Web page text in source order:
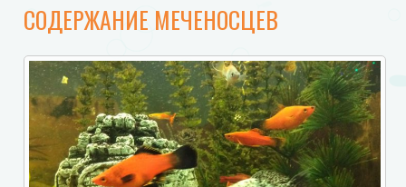
СОДЕРЖАНИЕ МЕЧЕНОСЦЕВ